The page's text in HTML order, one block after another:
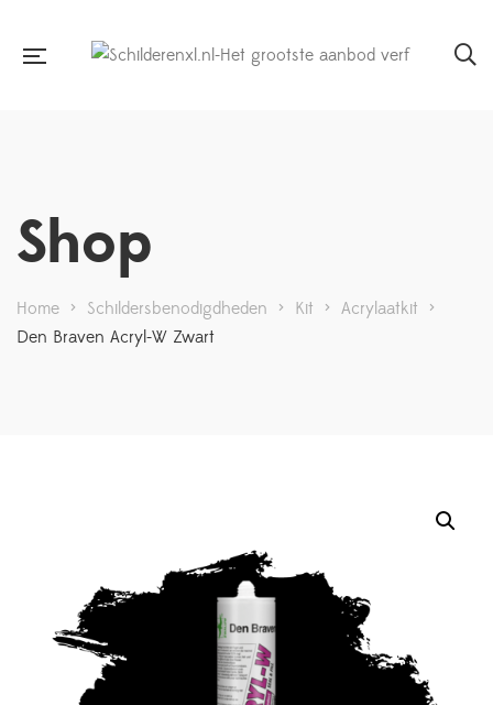
Shop
Home > Schildersbenodigdheden > Kit > Acrylaatkit >
Den Braven Acryl-W Zwart